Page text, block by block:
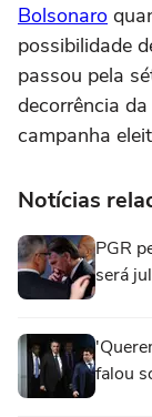
Bolsonaro
possibilidade
passou pela
decorrência
campanha
Notícias
PGR
será
falou